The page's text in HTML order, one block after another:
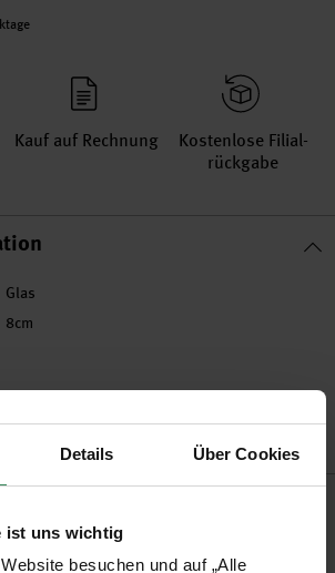
Details Über Cookies
ist uns wichtig
besuchen und auf „Alle
Kauf auf Rechnung
Kosten­lose Filial­
rückgabe
Glas
8cm
Glaskugel schmücken Sie nicht nur